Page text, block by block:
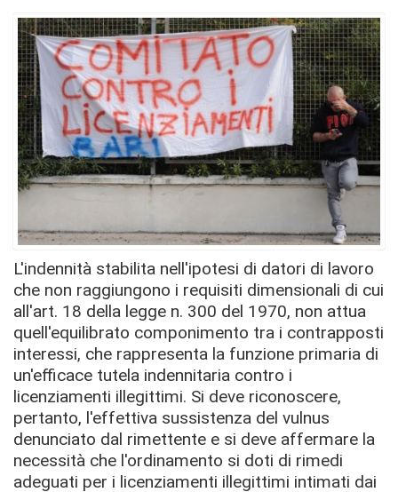
L'indennità stabilita nell'ipotesi di datori di lavoro
che non raggiungono i requisiti dimensionali di cui
all'art. 18 della legge n. 300 del 1970, non attua
quell'equilibrato componimento tra i contrapposti
interessi, che rappresenta la funzione primaria di
un'efficace tutela indennitaria contro i
licenziamenti illegittimi. Si deve riconoscere,
pertanto, l'effettiva sussistenza del vulnus
denunciato dal rimettente e si deve affermare la
necessità che l'ordinamento si doti di rimedi
adeguati per i licenziamenti illegittimi intimati dai